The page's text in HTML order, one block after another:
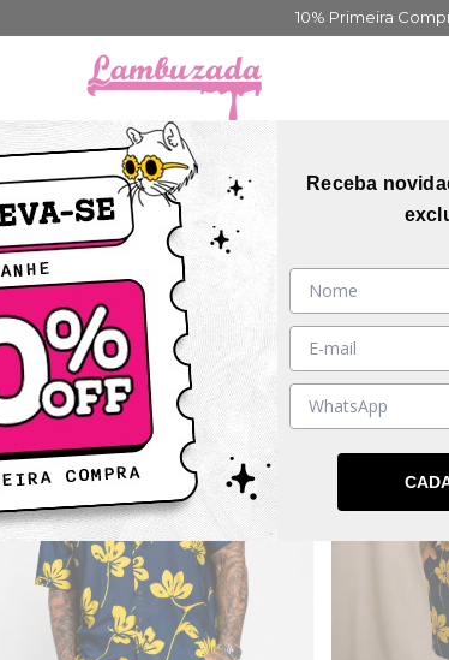
Frete Grátis acima de
Coleções Mais Vendidos Guia de
6%
Receba